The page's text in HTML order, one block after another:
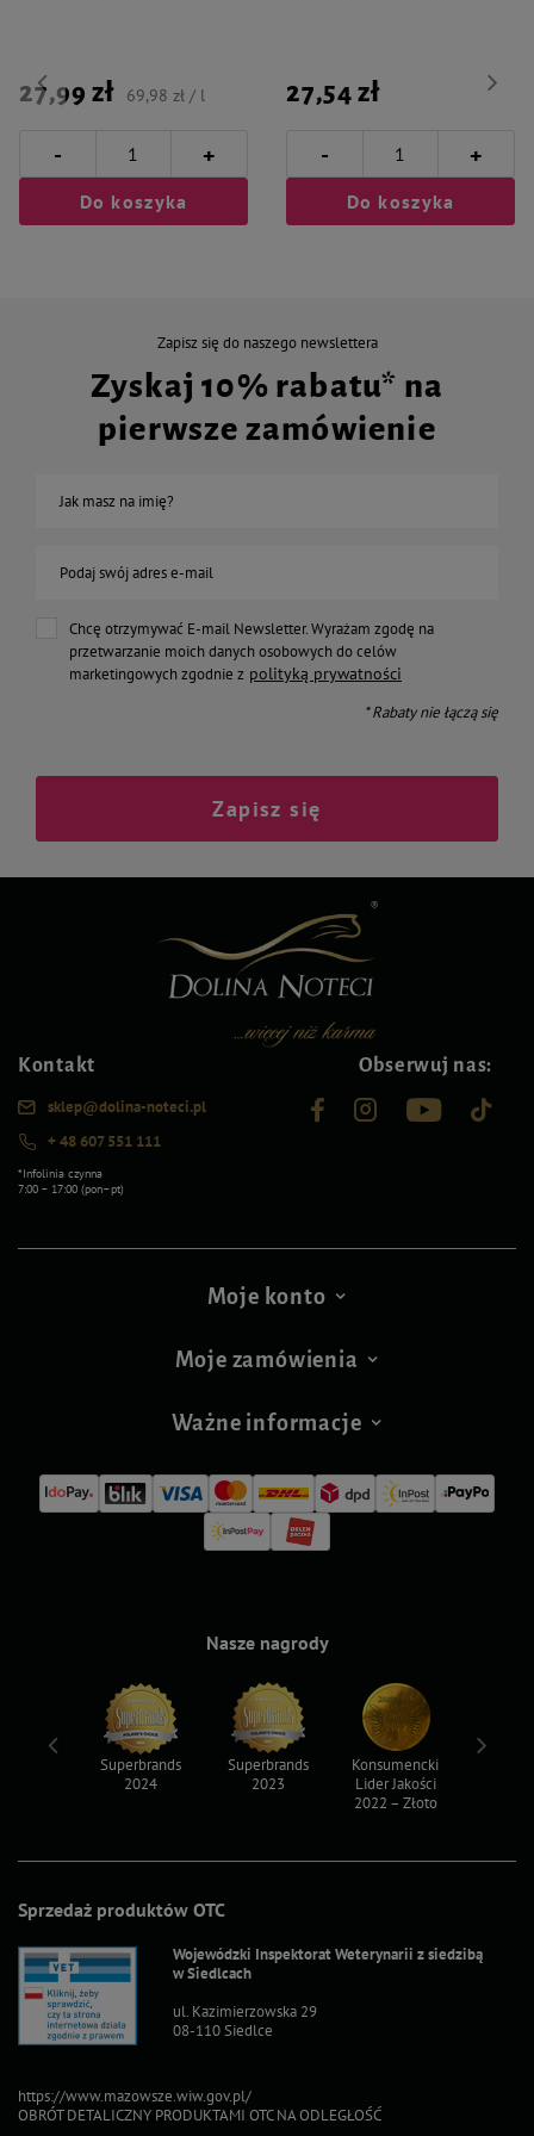
27,99 zł 69,98 zł / l
- +
Do koszyka
27,54 zł
- +
Do koszyka
Zapisz się do naszego newslettera
Zyskaj 10% rabatu* na
pierwsze zamówienie
Jak masz na imię?
Podaj swój adres e-mail
Chcę otrzymywać E-mail Newsletter. Wyrażam zgodę na
przetwarzanie moich danych osobowych do celów
marketingowych zgodnie z polityką prywatności
* Rabaty nie łączą się
Zapisz się
Kontakt
sklep@dolina-noteci.pl
+ 48 607 551 111
*Infolinia czynna
7:00 – 17:00 (pon–pt)
Obserwuj nas:
Moje konto
Moje zamówienia
Ważne informacje
Sprzedaż produktów OTC
Wojewódzki Inspektorat Weterynarii z siedzibą
w Siedlcach
ul. Kazimierzowska 29
08-110 Siedlce
https://www.mazowsze.wiw.gov.pl/
OBRÓT DETALICZNY PRODUKTAMI OTC NA ODLEGŁOŚĆ
Nasze nagrody
Superbrands
2024
Superbrands
2023
Konsumencki
Lider Jakości
2022 – Złoto